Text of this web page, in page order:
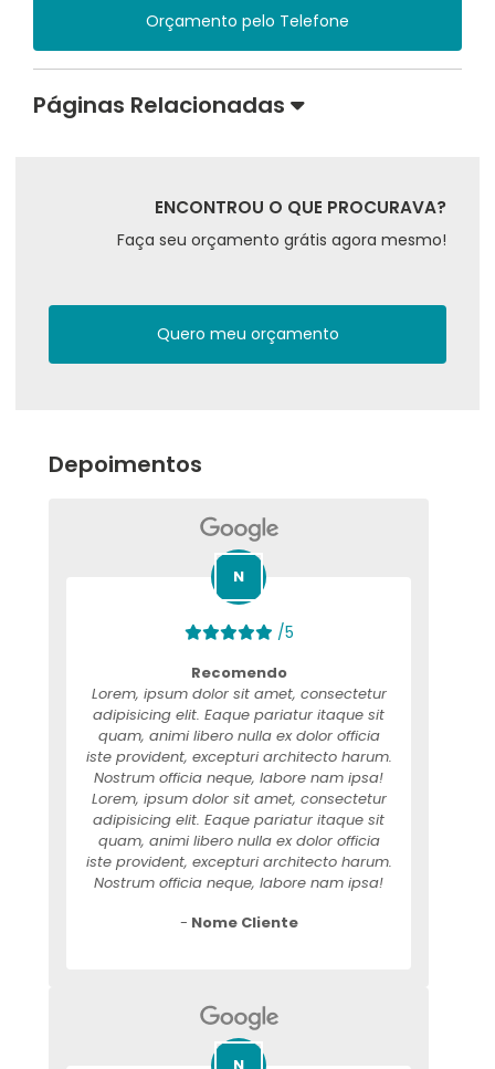
Orçamento pelo Telefone
Páginas Relacionadas
ENCONTROU O QUE PROCURAVA?
Faça seu orçamento grátis agora mesmo!
Quero meu orçamento
Depoimentos
/5
Recomendo
Lorem, ipsum dolor sit amet, consectetur
adipisicing elit. Eaque pariatur itaque sit
quam, animi libero nulla ex dolor officia
iste provident, excepturi architecto harum.
Nostrum officia neque, labore nam ipsa!
Lorem, ipsum dolor sit amet, consectetur
adipisicing elit. Eaque pariatur itaque sit
quam, animi libero nulla ex dolor officia
iste provident, excepturi architecto harum.
Nostrum officia neque, labore nam ipsa!
- Nome Cliente